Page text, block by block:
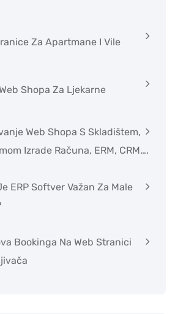
Za Apartmane I Vile
Shopa Za Ljekarne
Web Shopa S Skladištem,
Izrade Računa, ERM, CRM….
ERP Softver Važan Za Male
Bookinga Na Web Stranici